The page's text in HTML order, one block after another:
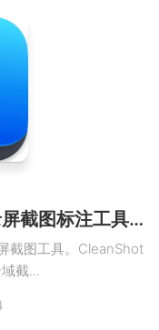
CleanShot X v4.8.10 Mac录屏截图标注工具破解版
截图工具。CleanShot
截...